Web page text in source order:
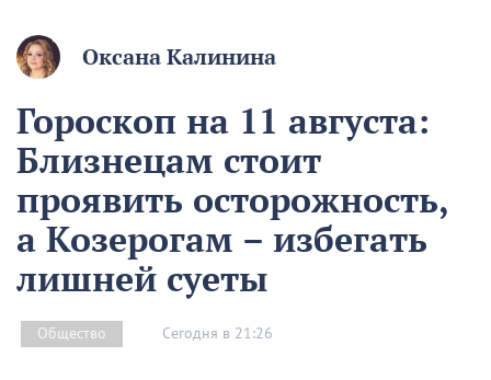
Оксана Калинина
Гороскоп на 11 августа:
Близнецам стоит
проявить осторожность,
а Козерогам – избегать
лишней суеты
Общество Сегодня в 21:26